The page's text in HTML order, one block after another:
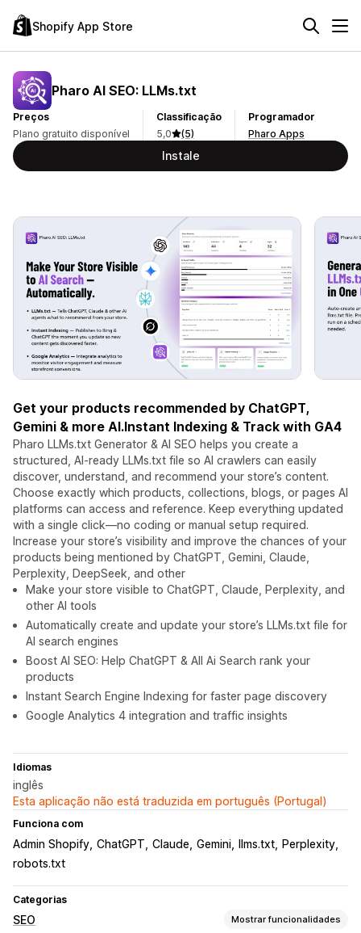
Shopify App Store
Pharo AI SEO: LLMs.txt
Preços
Plano gratuito disponível
Classificação
5,0
(5)
Programador
Pharo Apps
Instale
Get your products recommended by ChatGPT,
Gemini & more AI.Instant Indexing & Track with GA4
Pharo LLMs.txt Generator & AI SEO helps you create a
structured, AI-ready LLMs.txt file so AI crawlers can easily
discover, understand, and recommend your store’s content.
Choose exactly which products, collections, blogs, or pages AI
platforms can access and reference. Keep everything updated
with a single click—no coding or manual setup required.
Increase your store’s visibility and improve the chances of your
products being mentioned by ChatGPT, Gemini, Claude,
Perplexity, DeepSeek, and other
Make your store visible to ChatGPT, Claude, Perplexity, and
other AI tools
Automatically create and update your store’s LLMs.txt file for
AI search engines
Boost AI SEO: Help ChatGPT & All Ai Search rank your
products
Instant Search Engine Indexing for faster page discovery
Google Analytics 4 integration and traffic insights
Idiomas
inglês
Esta aplicação não está traduzida em português (Portugal)
Funciona com
Admin Shopify ChatGPT Claude Gemini llms.txt
Perplexity
robots.txt
Categorias
SEO Mostrar funcionalidades